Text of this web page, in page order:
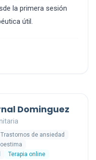
la primera sesión
útil.
Dominguez
Trastornos de ansiedad
Terapia online